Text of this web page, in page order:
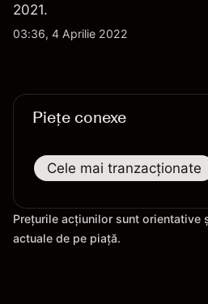
2021.
03:36, 4 Aprilie 2022
Piețe conexe
Cele mai tranzacționate
Prețurile acțiunilor sunt orientative
actuale de pe piață.